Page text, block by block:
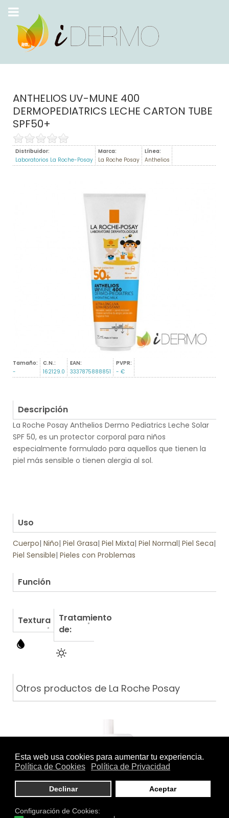
ANTHELIOS UV-MUNE 400
DERMOPEDIATRICS LECHE CARTON TUBE
SPF50+
Distribuidor:
Laboratorios La Roche-Posay
Marca:
La Roche Posay
Línea:
Anthelios
Tamaño:
-
C.N.:
162129.0
EAN:
3337875888851
PVPR:
- €
Descripción
La Roche Posay Anthelios Dermo Pediatrics Leche Solar
SPF 50, es un protector corporal para niños
especialmente formulado para aquellos que tienen la
piel más sensible o tienen alergia al sol.
Uso
Cuerpo| Niño| Piel Grasa| Piel Mixta| Piel Normal| Piel Seca|
Piel Sensible| Pieles con Problemas
Función
Textura
Tratamiento
de:
Otros productos de La Roche Posay
ANTHELIOS UV-MUNE 400…